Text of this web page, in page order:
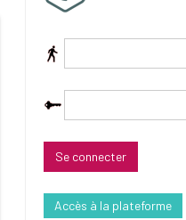
Accès à la plateforme